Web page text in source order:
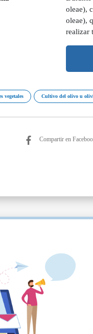
oleae),
oleae),
realizar
vegetales Cultivo del olivo u
Compartir en